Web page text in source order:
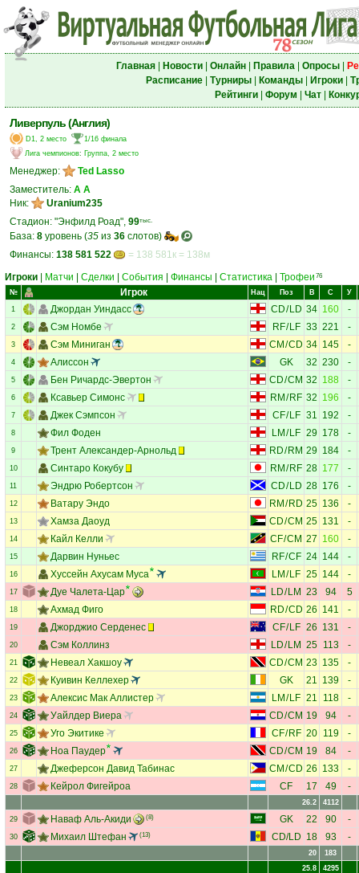
Главная| Новости| Онлайн| Правила| Опросы|
Расписание| Турниры| Команды| Игроки|
Рейтинги| Форум Чат|
Ливерпуль (Англия)
D1, 2 место
1/16 финала
Лига чемпионов: Группа, 2 место
Менеджер:
Ted Lasso
Заместитель: А А
Ник:
Uranium235
Стадион: "Энфилд Роад", 99тыс.
База: 8 уровень (35 из 36 слотов)
Финансы: 138 581 522
= 138 581к = 138м
Игроки
Матчи Сделки События Финансы Статистика Трофеи 76
№ Игрок Нац Поз В С У
1 Джордан Уиндасс CD/LD 34 160 -
2 Сэм Номбе RF/LF 33 221 -
3 Сэм Миниган CM /CD 34 145 -
4 Алиссон GK 32 230 -
5 Бен Ричардс-Эвертон CD/CM 32 188 -
6 Ксавьер Симонс RM / RF 32 196 -
7 Джек Сэмпсон CF/LF 31 192 -
8 Фил Фоден LM / LF 29 178 -
9 Трент Александер-Арнольд RD/ RM 29 184 -
10 Синтаро Кокубу RM / RF 28 177 -
11 Эндрю Робертсон CD/LD 28 176 -
12 Ватару Эндо RM / RD 25 136 -
13 Хамза Даоуд CD/CM 25 131 -
14 Кайл Келли CF/CM 27 160 -
15 Дарвин Нуньес RF/CF 24 144 -
16 Хуссейн Ахусам Муса LM / LF 25 144 -
17 Дуе Чалета-Цар LD/ LM 23 94 5
18 Ахмад Фиго RD/CD 26 141 -
19 Джорджио Серденес CF/LF 26 131 -
20 Сэм Коллинз LD/ LM 25 113 -
21 Невеал Хакшоу CD/CM 23 135 -
22 Куивин Келлехер GK 21 139 -
23 Алексис Мак Аллистер LM / LF 21 118 -
24 Уайлдер Виера CD/CM 19 94 -
25 Уго Экитике CF/RF 20 119 -
26 Ноа Паудер CD/CM 19 84 -
27 Джеферсон Давид Табинас CM /CD 26 133 -
28 Кейрол Фигейроа CF 17 49 -
26.2 4112
29 Наваф Аль-Акиди (8) GK 22 90 -
30 Михаил Штефан (13) CD/LD 18 93 -
20
183
25.8
4295